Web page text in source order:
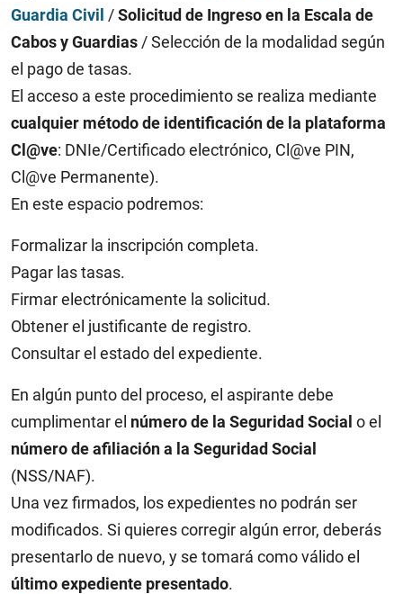
Guardia Civil /Solicitud de Ingreso en la Escala de
Cabos y Guardias / Selección de la modalidad según
el pago de tasas.
El acceso a este procedimiento se realiza mediante
cualquier método de identificación de la plataforma
Cl@ve: DNIe/Certificado electrónico, Cl@ve PIN,
Cl@ve Permanente).
En este espacio podremos:
Formalizar la inscripción completa.
Pagar las tasas.
Firmar electrónicamente la solicitud.
Obtener el justificante de registro.
Consultar el estado del expediente.
En algún punto del proceso, el aspirante debe
cumplimentar el número de la Seguridad Social o el
número de afiliación a la Seguridad Social
(NSS/NAF).
Una vez firmados, los expedientes no podrán ser
modificados. Si quieres corregir algún error, deberás
presentarlo de nuevo, y se tomará como válido el
último expediente presentado.